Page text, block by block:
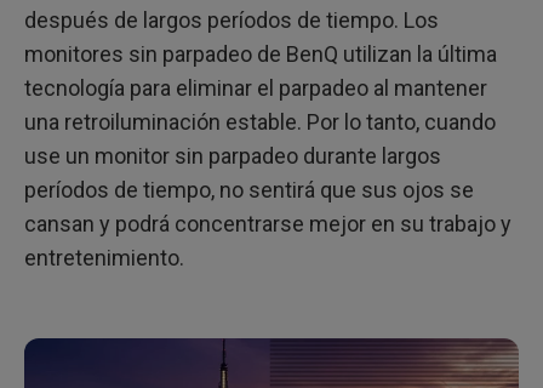
después de largos períodos de tiempo. Los
monitores sin parpadeo de BenQ utilizan la última
tecnología para eliminar el parpadeo al mantener
una retroiluminación estable. Por lo tanto, cuando
use un monitor sin parpadeo durante largos
períodos de tiempo, no sentirá que sus ojos se
cansan y podrá concentrarse mejor en su trabajo y
entretenimiento.